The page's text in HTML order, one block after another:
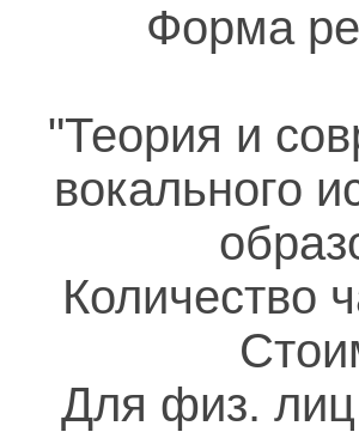
Форма
"Теория и
вокального
Количество
Для физ. лиц